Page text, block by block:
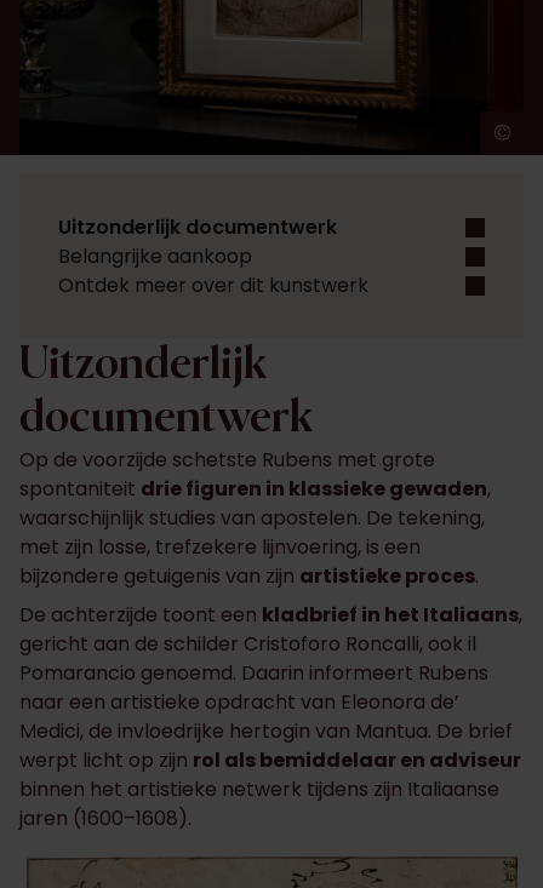
©
Uitzonderlijk
documentwerk
Op de voorzijde schetste Rubens met grote
spontaniteit drie figuren in klassieke gewaden,
waarschijnlijk studies van apostelen. De tekening,
met zijn losse, trefzekere lijnvoering, is een
bijzondere getuigenis van zijn artistieke proces.
De achterzijde toont een kladbrief in het Italiaans,
gericht aan de schilder Cristoforo Roncalli, ook il
Pomarancio genoemd. Daarin informeert Rubens
naar een artistieke opdracht van Eleonora de’
Medici, de invloedrijke hertogin van Mantua. De brief
werpt licht op zijn rol als bemiddelaar en adviseur
binnen het artistieke netwerk tijdens zijn Italiaanse
jaren (1600–1608).
Uitzonderlijk documentwerk
Belangrijke aankoop
Ontdek meer over dit kunstwerk